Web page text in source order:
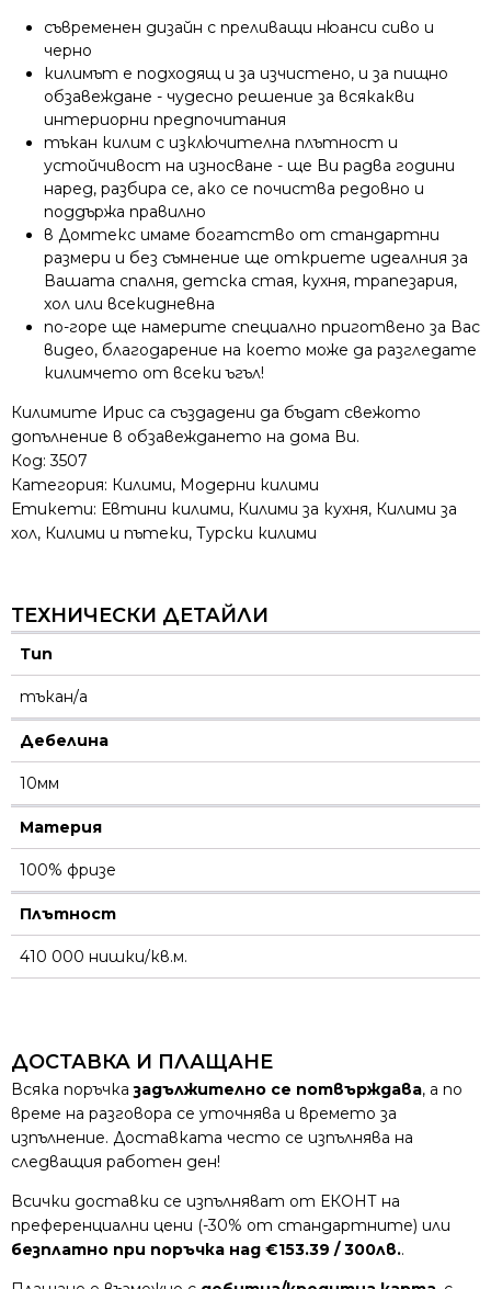
съвременен дизайн с преливащи нюанси сиво и
черно
килимът е подходящ и за изчистено, и за пищно
обзавеждане - чудесно решение за всякакви
интериорни предпочитания
тъкан килим с изключителна плътност и
устойчивост на износване - ще Ви радва години
наред, разбира се, ако се почиства редовно и
поддържа правилно
в Домтекс имаме богатство от стандартни
размери и без съмнение ще откриете идеалния за
Вашата спалня, детска стая, кухня, трапезария,
хол или всекидневна
по-горе ще намерите специално приготвено за Вас
видео, благодарение на което може да разгледате
килимчето от всеки ъгъл!
Килимите Ирис са създадени да бъдат свежото
допълнение в обзавеждането на дома Ви.
Код:3507
Категория: Килими, Модерни килими
Етикети: Евтини килими, Килими за кухня, Килими за
хол, Килими и пътеки, Турски килими
ТЕХНИЧЕСКИ ДЕТАЙЛИ
Тип
тъкан/а
Дебелина
10мм
Материя
100% фризе
Плътност
410 000 нишки/кв.м.
ДОСТАВКА И ПЛАЩАНЕ
Всяка поръчказадължително се потвърждава, а по
време на разговора се уточнява и времето за
изпълнение. Доставката често се изпълнява на
следващия работен ден!
Всички доставки се изпълняват от ЕКОНТ на
преференциални цени (-30% от стандартните) или
безплатно при поръчка над €153.39 / 300лв..